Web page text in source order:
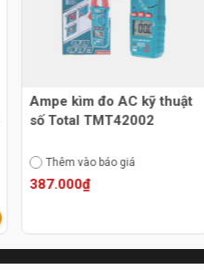
Ampe kìm đo AC kỹ thuật
số Total TMT42002
Thêm vào báo giá
387.000₫